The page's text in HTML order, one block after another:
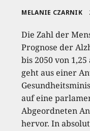
MELANIE CZARNIK
Die Zahl der
Prognose der
bis 2050 von
geht aus einer
auf eine
Abgeordneten
hervor. In